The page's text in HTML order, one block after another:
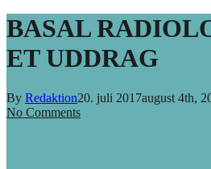
BASAL
ET UDDRAG
By Redaktion20. juli 2017august 4th,
No Comments